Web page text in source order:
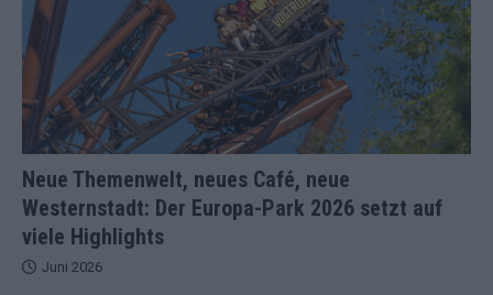
Neue Themenwelt, neues Café, neue
Westernstadt: Der Europa-Park 2026 setzt auf
viele Highlights
Juni 2026